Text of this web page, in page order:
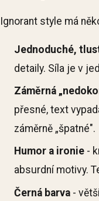
Ignorant style má
Jednoduché,
detaily. Síla je v
Záměrná
přesné, text
záměrně „špatné".
Humor a ironie -
absurdní motivy.
Černá barva -